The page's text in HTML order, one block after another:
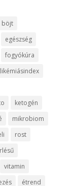
böjt
egészség
fogyókúra
ketogén
mikrobiom
rost
vitamin
étrend